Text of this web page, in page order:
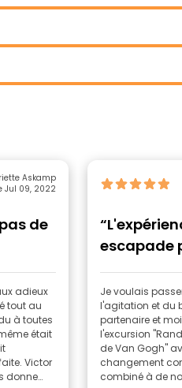
Askamp
Jul 09, 2022
de
adieux
tout au
à toutes
était
donne
escapade
Je voulais
l'agitation et du
partenaire et
l'excursion
de Van Gogh"
changement
combiné à de